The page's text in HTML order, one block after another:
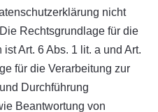
nicht
Rechtsgrundlage für die
Art. 6 Abs. 1 lit. a und Art.
für die Verarbeitung zur
Durchführung
Beantwortung von